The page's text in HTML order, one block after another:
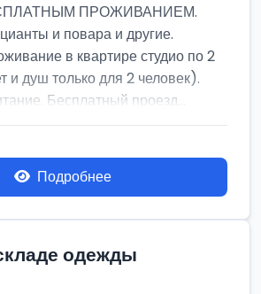
ПРОЖИВАНИЕМ.
и повара и другие.
в квартире студио по 2
и душ только для 2 человек).
Бесплатный проезд...
Подробнее
одежды